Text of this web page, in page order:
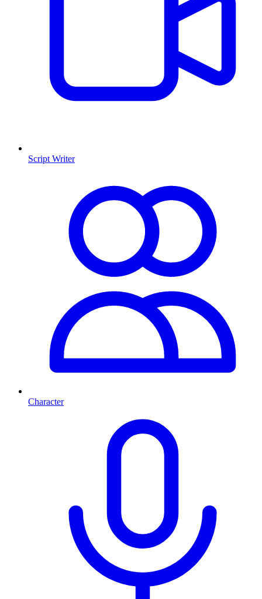
Script Writer
Character